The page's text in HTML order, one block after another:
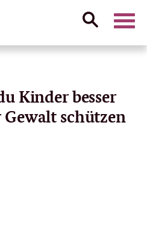
Suche
Kinder besser
schützen